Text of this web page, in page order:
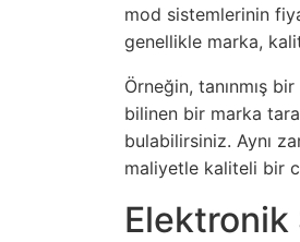
mod sistemlerinin
genellikle marka,
Örneğin, tanınmış
bilinen bir marka
bulabilirsiniz. Aynı
maliyetle kaliteli bir